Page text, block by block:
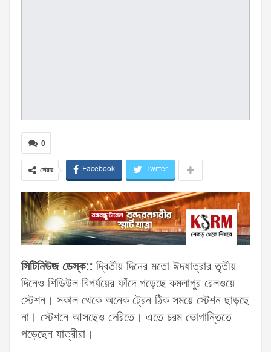
0
শেয়ার Facebook Twitter
সিটিনিউজ ডেস্ক:: দ্বিতীয় দিনের মতো ঈদযাত্রার তৃতীয়
দিনেও শিডিউল বিপর্যয়ের ফাঁদে পড়েছে কমলাপুর রেলওয়ে
স্টেশন। সকাল থেকে অনেক ট্রেন ঠিক সময়ে স্টেশন ছাড়ছে
না। স্টেশনে আসছেও দেরিতে। এতে চরম ভোগান্তিতে
পড়েছেন যাত্রীরা।